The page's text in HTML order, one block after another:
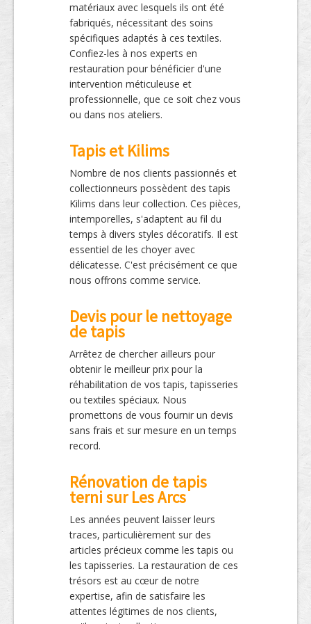
matériaux avec lesquels ils ont été
fabriqués, nécessitant des soins
spécifiques adaptés à ces textiles.
Confiez-les à nos experts en
restauration pour bénéficier d'une
intervention méticuleuse et
professionnelle, que ce soit chez vous
ou dans nos ateliers.
Tapis et Kilims
Nombre de nos clients passionnés et
collectionneurs possèdent des tapis
Kilims dans leur collection. Ces pièces,
intemporelles, s'adaptent au fil du
temps à divers styles décoratifs. Il est
essentiel de les choyer avec
délicatesse. C'est précisément ce que
nous offrons comme service.
Devis pour le nettoyage
de tapis
Arrêtez de chercher ailleurs pour
obtenir le meilleur prix pour la
réhabilitation de vos tapis, tapisseries
ou textiles spéciaux. Nous
promettons de vous fournir un devis
sans frais et sur mesure en un temps
record.
Rénovation de tapis
terni sur Les Arcs
Les années peuvent laisser leurs
traces, particulièrement sur des
articles précieux comme les tapis ou
les tapisseries. La restauration de ces
trésors est au cœur de notre
expertise, afin de satisfaire les
attentes légitimes de nos clients,